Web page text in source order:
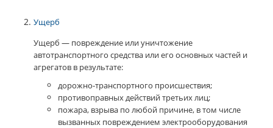
Ущерб
Ущерб — повреждение или уничтожение
автотранспортного средства или его основных частей и
агрегатов в результате:
дорожно-транспортного происшествия;
противоправных действий третьих лиц;
пожара, взрыва по любой причине, в том числе
вызванных повреждением электрооборудования